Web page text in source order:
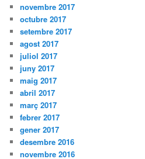
novembre 2017
octubre 2017
setembre 2017
agost 2017
juliol 2017
juny 2017
maig 2017
abril 2017
març 2017
febrer 2017
gener 2017
desembre 2016
novembre 2016